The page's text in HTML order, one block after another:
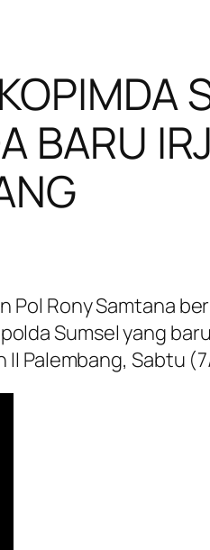
BARU
Rony Samtana
Sumsel yang
Palembang, Sabtu